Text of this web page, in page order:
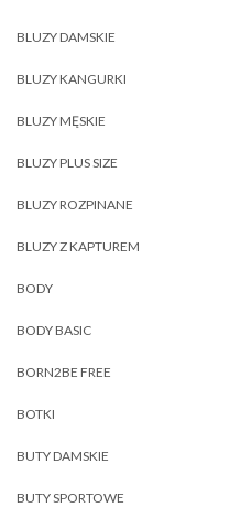
BLUZY DAMSKIE
BLUZY KANGURKI
BLUZY MĘSKIE
BLUZY PLUS SIZE
BLUZY ROZPINANE
BLUZY Z KAPTUREM
BODY
BODY BASIC
BORN2BE FREE
BOTKI
BUTY DAMSKIE
BUTY SPORTOWE